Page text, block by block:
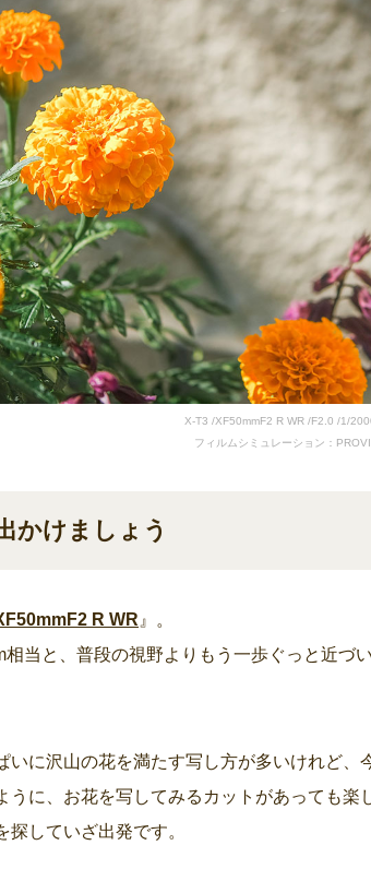
X-T3 /XF50mmF2 R WR /F2.0 /1/
フィルムシミュレーション：
かけましょう
R WR 』。
相当と、普段の視野よりもう一歩ぐっと近づ
いに沢山の花を満たす写し方が多いけれど、
うに、お花を写してみるカットがあっても
探していざ出発です。